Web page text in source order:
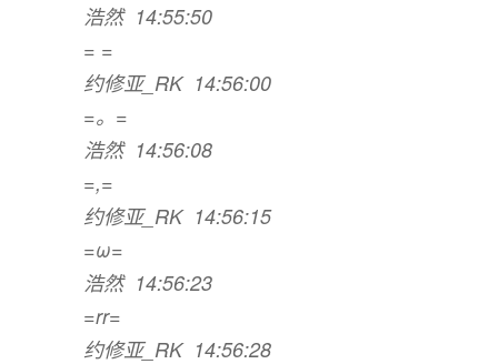
浩然 14:55:50
= =
约修亚_RK 14:56:00
=。=
浩然 14:56:08
=,=
约修亚_RK 14:56:15
=ω=
浩然 14:56:23
=rr=
约修亚_RK 14:56:28